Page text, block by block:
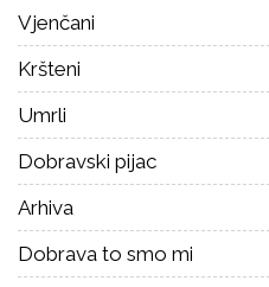
Vjenčani
Kršteni
Umrli
Dobravski pijac
Arhiva
Dobrava to smo mi